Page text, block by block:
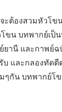
ะต้องสวมหัวโข
โขน บทพากย์เป็
านี และกาพย์ฉ
และกลองทัดตี
มๆกัน บทพากย์โ